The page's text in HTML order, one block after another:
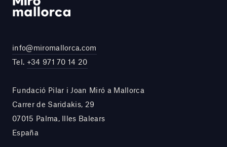
info@miromallorca.com
Tel. +34 971 70 14 20
Fundació Pilar i Joan Miró a Mallorca
Carrer de Saridakis, 29
07015 Palma, Illes Balears
España